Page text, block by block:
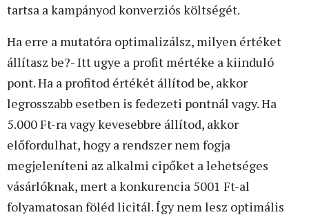
tartsa a kampányod konverziós költségét.
Ha erre a mutatóra optimalizálsz, milyen értéket
állítasz be?- Itt ugye a profit mértéke a kiinduló
pont. Ha a profitod értékét állítod be, akkor
legrosszabb esetben is fedezeti pontnál vagy. Ha
5.000 Ft-ra vagy kevesebbre állítod, akkor
előfordulhat, hogy a rendszer nem fogja
megjeleníteni az alkalmi cipőket a lehetséges
vásárlóknak, mert a konkurencia 5001 Ft-al
folyamatosan föléd licitál. Így nem lesz optimális